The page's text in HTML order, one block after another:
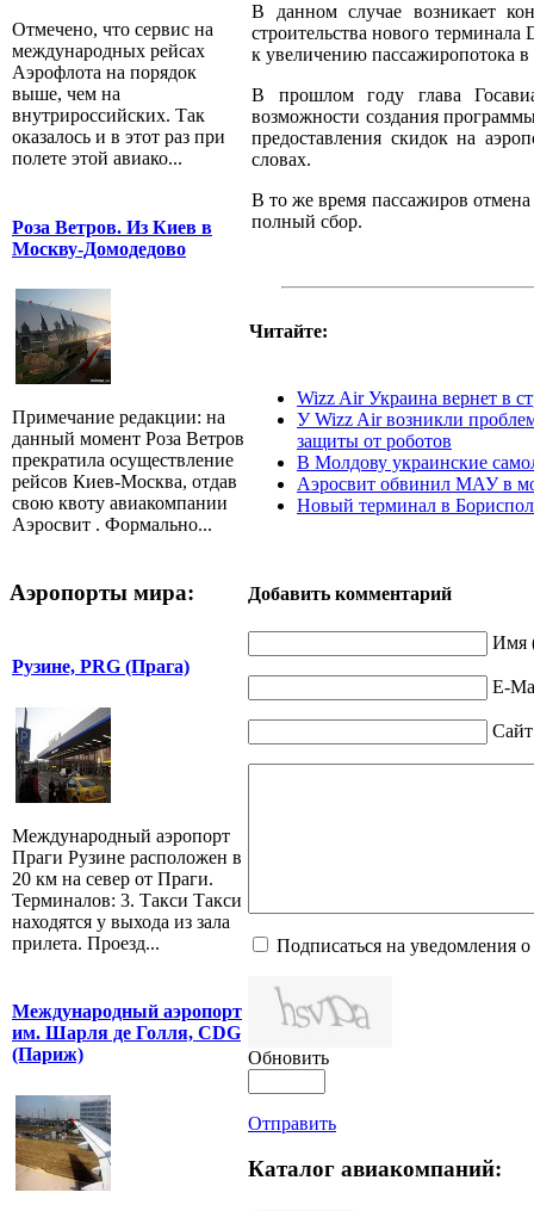
Отмечено, что сервис на
международных рейсах
Аэрофлота на порядок
выше, чем на
внутрироссийских. Так
оказалось и в этот раз при
полете этой авиако...
Роза Ветров. Из Киев в
Москву-Домодедово
Примечание редакции: на
данный момент Роза Ветров
прекратила осуществление
рейсов Киев-Москва, отдав
свою квоту авиакомпании
Аэросвит . Формально...
Аэропорты мира:
Рузине, PRG (Прага)
Международный аэропорт
Праги Рузине расположен в
20 км на север от Праги.
Терминалов: 3. Такси Такси
находятся у выхода из зала
прилета. Проезд...
Международный аэропорт
им. Шарля де Голля, CDG
(Париж)
В данном случае возникает
строительства нового
к увеличению пассажиропотока в
В прошлом году глава
возможности создания
предоставления скидок на
словах.
В то же время пассажиров отмена
полный сбор.
Читайте:
Wizz Air Украина вернет в
У Wizz Air возникли
защиты от роботов
В Молдову украинские
Аэросвит обвинил МАУ в
Новый терминал в
Добавить комментарий
Имя
E-
Сайт
Подписаться на уведомления
Обновить
Отправить
Каталог авиакомпаний: